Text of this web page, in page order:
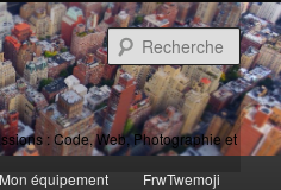
: Code, Web, Photographie et
Mon équipement FrwTwemoji